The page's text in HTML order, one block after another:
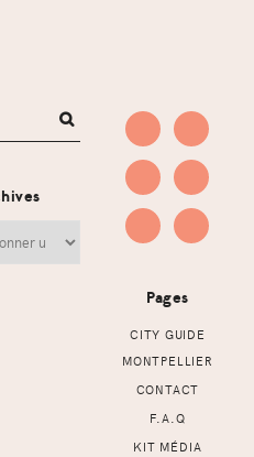
Pages
CITY GUIDE
MONTPELLIER
CONTACT
F.A.Q
KIT MÉDIA